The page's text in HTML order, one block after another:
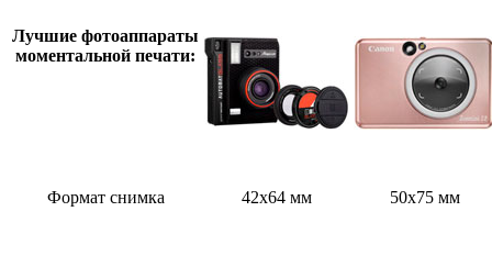
Лучшие фотоаппараты
моментальной печати:
Формат снимка 42x64 мм 50x75 мм